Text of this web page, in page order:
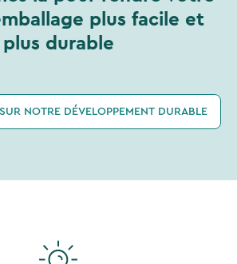
plus facile et
plus durable
NOTRE DÉVELOPPEMENT DURABLE